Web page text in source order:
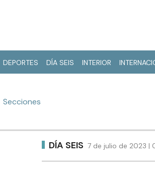
DEPORTES DÍA SEIS INTERIOR
Secciones
DÍA SEIS 7 de julio de 2023 |